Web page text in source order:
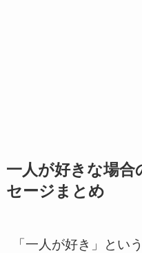
一人が好きな場
セージまとめ
「一人が好き」とい